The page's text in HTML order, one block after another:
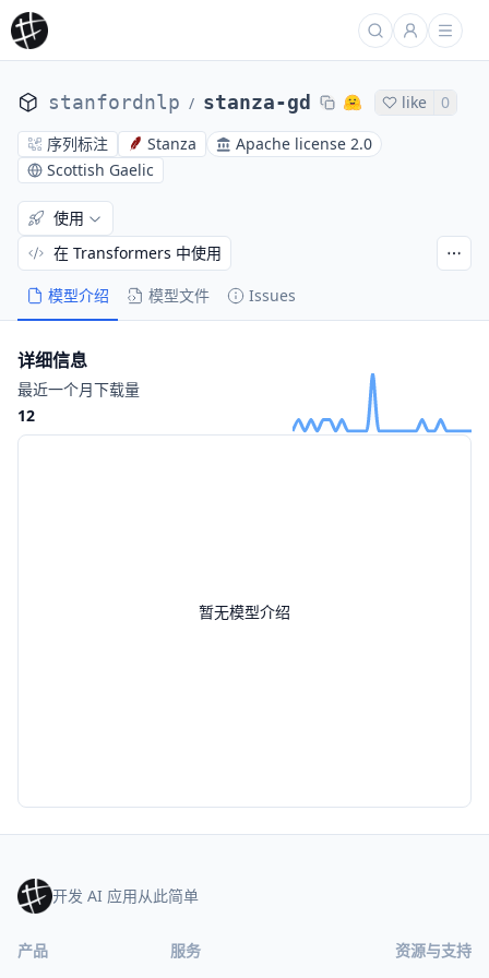
stanfordnlp / stanza-gd like
0
序列标注
Stanza
Apache license 2.0
Scottish Gaelic
模型介绍 模型文件 Issues
使用
在 Transformers 中使用
暂无模型介绍
详细信息
最近一个月下载量
12
开发 AI 应用从此简单
产品 服务 资源与支持